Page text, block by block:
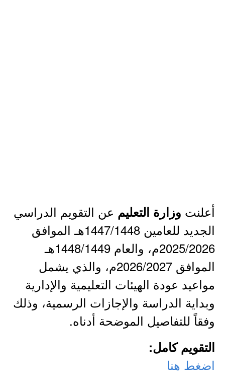
أعلنت وزارة التعليم عن التقويم الدراسي
الجديد للعامين 1447/1448هـ الموافق
2025/2026م، والعام 1448/1449هـ
الموافق 2026/2027م، والذي يشمل
مواعيد عودة الهيئات التعليمية والإدارية
وبداية الدراسة والإجازات الرسمية، وذلك
وفقاً للتفاصيل الموضحة أدناه.
التقويم كامل:
اضغط هنا